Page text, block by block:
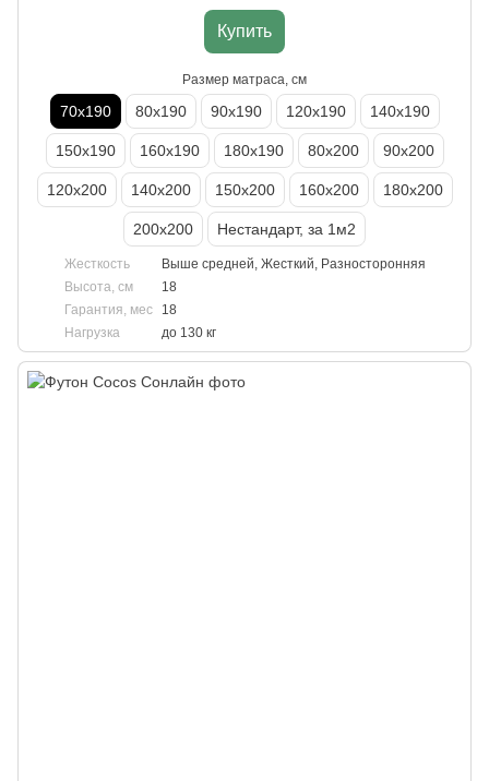
Купить
Размер матраса, см
70х190 80х190 90х190 120х190 140х190
150х190 160х190 180х190 80х200 90х200
120х200 140х200 150х200 160х200 180х200
200х200 Нестандарт, за 1м2
Жесткость
Выше средней, Жесткий, Разносторонняя
Высота, см
18
Гарантия, мес
18
Нагрузка
до 130 кг